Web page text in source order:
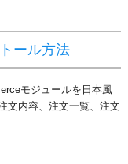
ール方法
モジュールを日本風
文内容、注文一覧、注文